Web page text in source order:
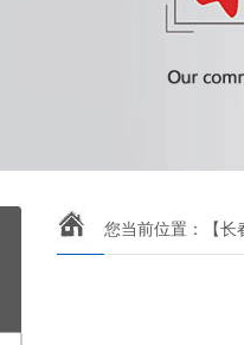
您当前位置： 【